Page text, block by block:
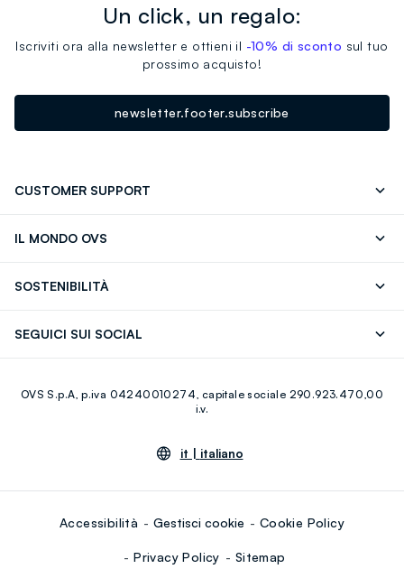
Un click, un regalo:
Iscriviti ora alla newsletter e ottieni il -10% di sconto sul tuo
prossimo acquisto!
newsletter.footer.subscribe
CUSTOMER SUPPORT
IL MONDO OVS
Giftcard
SOSTENIBILITÀ
SEGUICI SUI SOCIAL
Youtube Linkedin
OVS S.p.A, p.iva 04240010274, capitale sociale 290.923.470,00
i.v.
it | italiano
Accessibilità Gestisci cookie Cookie Policy
Privacy Policy Sitemap